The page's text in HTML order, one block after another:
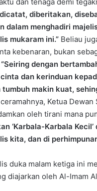
diberitakan,
dalam menghadiri
mukaram ini.” Beliau
kebenaran, bukan
“Seiring dengan
dan kerinduan
tumbuh makin kuat,
Ketua
oleh tirani mana
‘Karbala-Karbala
kita, dan di
duka malam ketiga ini
diajarkan oleh Al-Imam